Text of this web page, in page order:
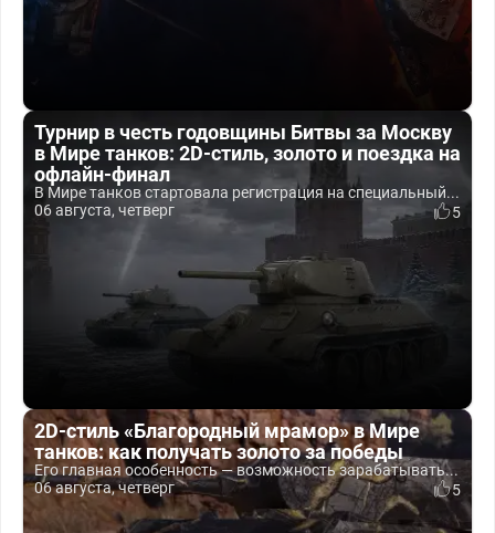
Турнир в честь годовщины Битвы за Москву
в Мире танков: 2D-стиль, золото и поездка на
офлайн-финал
В Мире танков стартовала регистрация на специальный...
06 августа, четверг
5
2D-стиль «Благородный мрамор» в Мире
танков: как получать золото за победы
Его главная особенность — возможность зарабатывать...
06 августа, четверг
5